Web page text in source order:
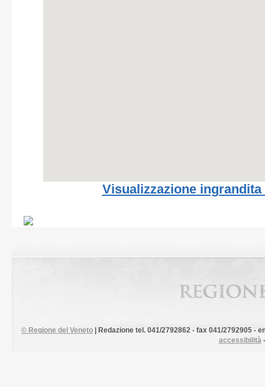
Visualizzazione ingrandita
© Regione del Veneto
| Redazione tel. 041/2792862 - fax 041/2792905 -
accessibilità